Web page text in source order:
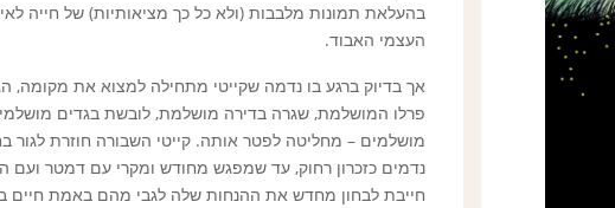
בהעלאת תמונות מלבבות (ולא כל כך מציאותיות) של חייה
העצמי האבוד.
אך בדיוק ברגע בו נדמה שקייטי מתחילה למצוא את מקומה,
פרלו המושלמת, שגרה בדירה מושלמת, לובשת בגדים
מושלמים – מחליטה לפטר אותה. קייטי השבורה חוזרת לגור
נדמים כזכרון רחוק, עד שמפגש מחודש ומקרי עם דמטר ועם
חייבת לבחון מחדש את ההנחות שלה לגבי מהם באמת חיים